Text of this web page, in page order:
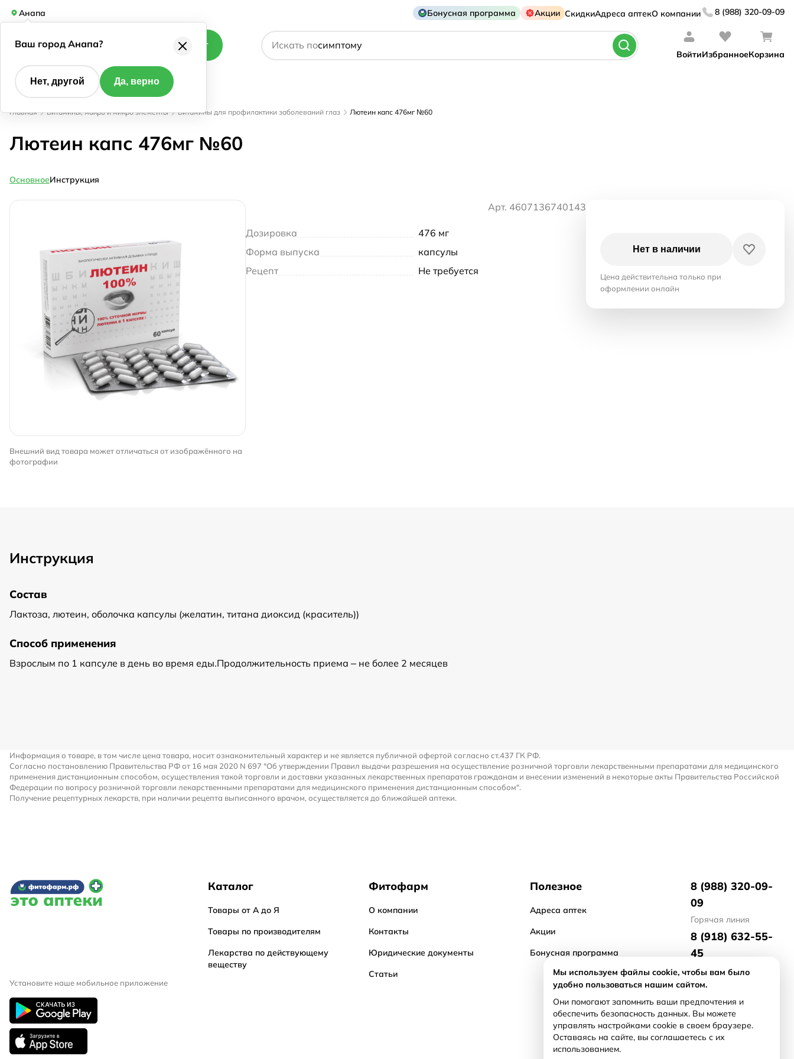
Анапа Бонусная программа Акции СкидкиАдреса аптекО компании 8 (988) 320-09-09
Каталог Искать по
действующему веществу
симптому
ВойтиИзбранноеКорзина
Главная Витамины, макро и микро элементы Витамины для профилактики заболеваний глаз Лютеин капс 476мг №60
Лютеин капс 476мг №60
ОсновноеИнструкция
Внешний вид товара может отличаться от изображённого на
фотографии
Арт. 4607136740143
Дозировка
476 мг
Форма выпуска
капсулы
Рецепт
Не требуется
Нет в наличии
Цена действительна только при
оформлении онлайн
Инструкция
Состав
Лактоза, лютеин, оболочка капсулы (желатин, титана диоксид (краситель))
Способ применения
Взрослым по 1 капсуле в день во время еды.Продолжительность приема – не более 2 месяцев
Информация о товаре, в том числе цена товара, носит ознакомительный характер и не является публичной офертой согласно ст.437 ГК РФ.
Согласно постановлению Правительства РФ от 16 мая 2020 N 697 "Об утверждении Правил выдачи разрешения на осуществление розничной торговли лекарственными препаратами для медицинского
применения дистанционным способом, осуществления такой торговли и доставки указанных лекарственных препаратов гражданам и внесении изменений в некоторые акты Правительства Российской
Федерации по вопросу розничной торговли лекарственными препаратами для медицинского применения дистанционным способом".
Получение рецептурных лекарств, при наличии рецепта выписанного врачом, осуществляется до ближайшей аптеки.
Установите наше мобильное приложение
Каталог
Товары от А до Я
Товары по производителям
Лекарства по действующему
веществу
Фитофарм
О компании
Контакты
Юридические документы
Статьи
Полезное
Адреса аптек
Акции
Бонусная программа
8 (988) 320-09-
09
Горячая линия
8 (918) 632-55-
45
отдел маркетинга
8 (918) 476-21-
71
арендодателям/
продавцам бизнеса
Мы используем файлы cookie, чтобы вам было
удобно пользоваться нашим сайтом.
Они помогают запомнить ваши предпочтения и
обеспечить безопасность данных. Вы можете
управлять настройками cookie в своем браузере.
Оставаясь на сайте, вы соглашаетесь с их
использованием.
Ваш город Анапа?
Нет, другой Да, верно